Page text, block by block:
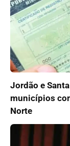
Jordão e
municípios
Norte